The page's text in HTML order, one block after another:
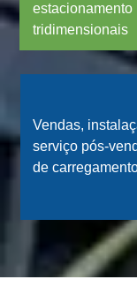
estacionamento
tridimensionais
Vendas,
serviço pós-
de